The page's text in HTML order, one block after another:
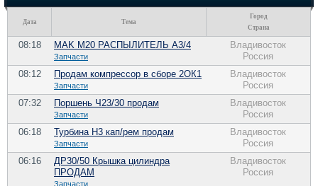
Дата Тема
Город
Страна
08:18 MAK M20 РАСПЫЛИТЕЛЬ A3/4
Запчасти
Владивосток
Россия
08:12
Продам компрессор в сборе 2ОК1
Запчасти
Владивосток
Россия
07:32
Поршень Ч23/30 продам
Запчасти
Владивосток
Россия
06:18
Турбина Н3 кап/рем продам
Запчасти
Владивосток
Россия
06:16
ДР30/50 Крышка цилиндра
ПРОДАМ
Запчасти
Владивосток
Россия